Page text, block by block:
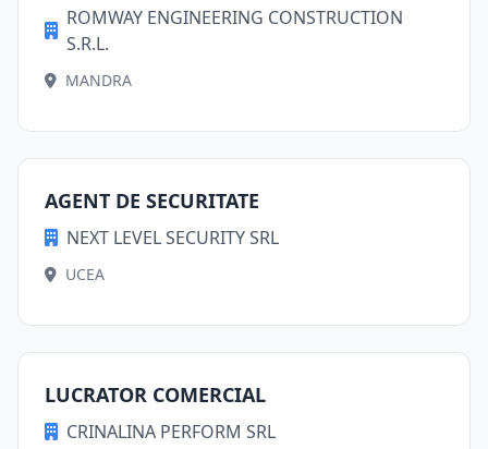
ROMWAY ENGINEERING CONSTRUCTION
S.R.L.
MANDRA
AGENT DE SECURITATE
NEXT LEVEL SECURITY SRL
UCEA
LUCRATOR COMERCIAL
CRINALINA PERFORM SRL